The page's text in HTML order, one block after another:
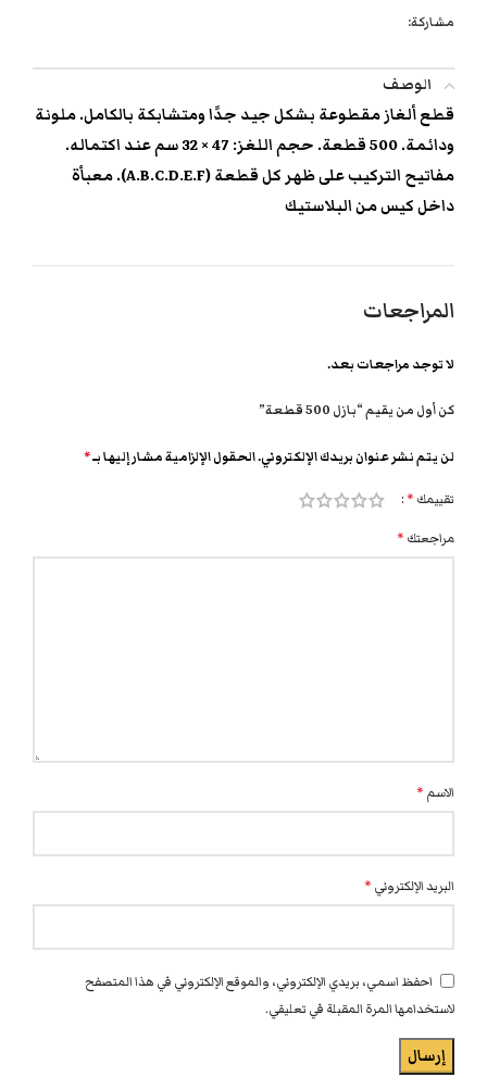
مشاركة:
الوصف
قطع ألغاز مقطوعة بشكل جيد جدًا ومتشابكة بالكامل. ملونة
ودائمة. 500 قطعة. حجم اللغز: 47 × 32 سم عند اكتماله.
مفاتيح التركيب على ظهر كل قطعة (A.B.C.D.E.F). معبأة
داخل كيس من البلاستيك
المراجعات
لا توجد مراجعات بعد.
كن أول من يقيم “بازل 500 قطعة”
لن يتم نشر عنوان بريدك الإلكتروني.الحقول الإلزامية مشار إليها بـ*
تقييمك *
مراجعتك *
الاسم *
البريد الإلكتروني *
احفظ اسمي، بريدي الإلكتروني، والموقع الإلكتروني في هذا المتصفح
لاستخدامها المرة المقبلة في تعليقي.